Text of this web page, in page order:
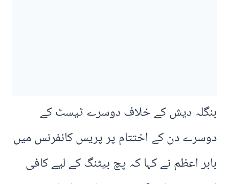
بنگلہ دیش کے خلاف دوسرے ٹیسٹ کے
دوسرے دن کے اختتام پر پریس کانفرنس میں
بابر اعظم نے کہا کہ پچ بیٹنگ کے لیے کافی